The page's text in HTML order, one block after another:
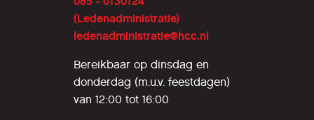
(Ledenadministratie)
ledenadministratie@hcc.nl
Bereikbaar op dinsdag en
donderdag (m.u.v. feestdagen)
van 12:00 tot 16:00